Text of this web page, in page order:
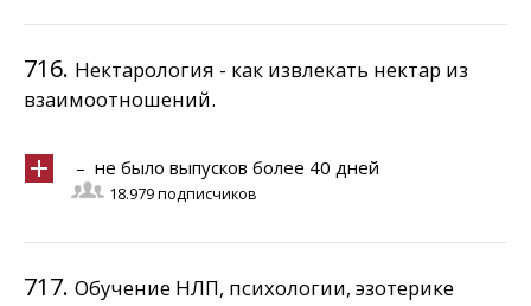
716. Нектарология - как извлекать нектар из
взаимоотношений.
– не было выпусков более 40 дней
18.979 подписчиков
717. Обучение НЛП, психологии, эзотерике